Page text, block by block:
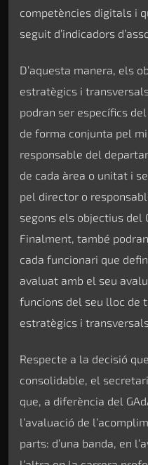
competències digitals i
seguit d’indicadors
D’aquesta manera, els
estratègics i
podran ser específics
de forma conjunta pel
responsable del
de cada àrea o unitat i
pel director o
segons els objectius del
Finalment, també
cada funcionari que
avaluat amb el seu
funcions del seu lloc de
estratègics i
Respecte a la decisió
consolidable, el
que, a diferència del
l’avaluació de
parts: d’una banda, en